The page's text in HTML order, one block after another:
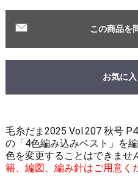
この商品を
お気に
毛糸だま2025 Vol.207 秋号
の「4色編み込みベスト」を
色を変更することはできませ
籍、編図、編み針はご用意く